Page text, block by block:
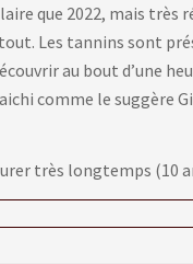
que 2022, mais très
Les tannins sont
au bout d’une
comme le suggère
très longtemps (10